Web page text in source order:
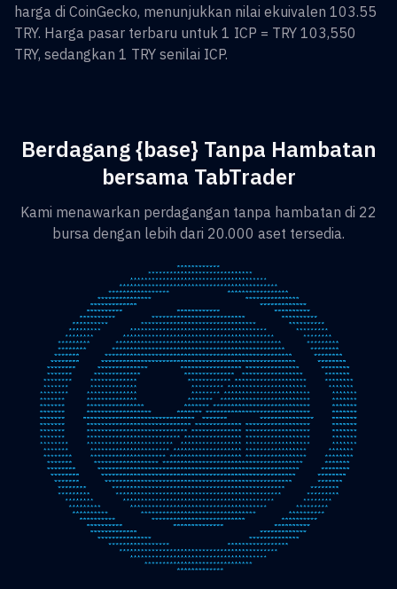
harga di CoinGecko, menunjukkan nilai ekuivalen 103.55
TRY. Harga pasar terbaru untuk 1 ICP = TRY 103,550
TRY, sedangkan 1 TRY senilai ICP.
Berdagang {base} Tanpa Hambatan
bersama TabTrader
Kami menawarkan perdagangan tanpa hambatan di 22
bursa dengan lebih dari 20.000 aset tersedia.